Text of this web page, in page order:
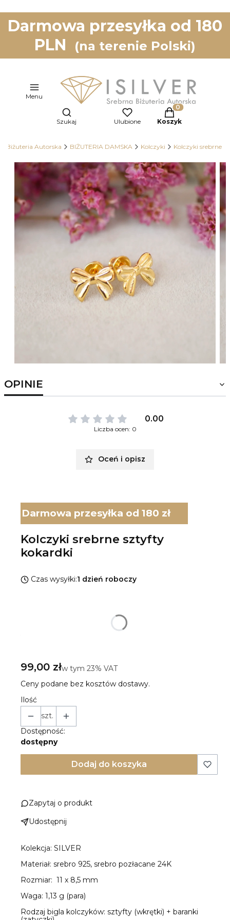
Darmowa przesyłka od 180
PLN
(na terenie Polski)
Menu
Otwórz wyszukiwarkę
Szukaj Ulubione
Produkty w
Koszyk
Biżuteria Autorska BIŻUTERIA DAMSKA Kolczyki Kolczyki srebrne
OPINIE
0.00
Liczba ocen: 0
Oceń i opisz
Darmowa przesyłka od 180 zł
Kolczyki srebrne sztyfty
kokardki
Czas wysyłki:1 dzień roboczy
Poszczególne warianty mogą różnić się ceną
Cena
99,00 złw tym 23% VAT
w tym 23% VAT
Ceny podane bez kosztów dostawy.
Ilość
szt.
Dostępność:
dostępny
Dodaj do koszyka
Zapytaj o produkt
Udostępnij
Kolekcja: SILVER
Materiał: srebro 925, srebro pozłacane 24K
Rozmiar: 11 x 8,5 mm
Waga: 1,13 g (para)
Rodzaj bigla kolczyków: sztyfty (wkrętki) + baranki